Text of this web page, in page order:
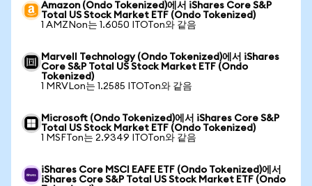
Amazon (Ondo Tokenized)에서 iShares Core S&P
Total US Stock Market ETF (Ondo Tokenized)
1 AMZNon는 1.6050 ITOTon와 같음
Marvell Technology (Ondo Tokenized)에서 iShares
Core S&P Total US Stock Market ETF (Ondo
Tokenized)
1 MRVLon는 1.2585 ITOTon와 같음
Microsoft (Ondo Tokenized)에서 iShares Core S&P
Total US Stock Market ETF (Ondo Tokenized)
1 MSFTon는 2.9349 ITOTon와 같음
iShares Core MSCI EAFE ETF (Ondo Tokenized)에서
iShares Core S&P Total US Stock Market ETF (Ondo